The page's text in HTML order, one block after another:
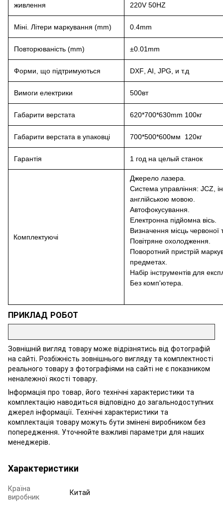
живлення 220V 50HZ
Міні. Літери маркування (mm) 0.4mm
Повторюваність (mm) ±0.01mm
Форми, що підтримуються DXF , AI, JPG , и т.д
Вимоги електрики 500вт
Габарити верстата 620*700*630mm 100кг
Габарити верстата в упаковці 700*500*600мм 120кг
Гарантiя 1 год на целый станок
Комплектуючі
Джерело лазера.
Система управління: JCZ,
англійською мовою.
Автофокусування.
Електронна підйомна вісь.
Визначення місць червоної
Повітряне охолодження.
Поворотний пристрій
предметах.
Набір інструментів для
Без комп'ютера.
ПРИКЛАД РОБОТ
Зовнішній вигляд товару може відрізнятись від фотографій
на сайті. Розбіжність зовнішнього вигляду та комплектності
реального товару з фотографіями на сайті не є показником
неналежної якості товару.
Інформація про товар, його технічні характеристики та
комплектацію наводиться відповідно до загальнодоступних
джерел інформації. Технічні характеристики та
комплектація товару можуть бути змінені виробником без
попередження. Уточнюйте важливі параметри для наших
менеджерів.
Характеристики
Країна
виробник
Китай